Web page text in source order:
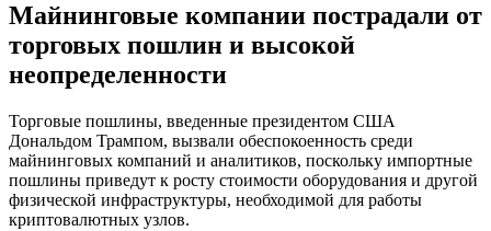
Майнинговые компании пострадали от
торговых пошлин и высокой
неопределенности
Торговые пошлины, введенные президентом США
Дональдом Трампом, вызвали обеспокоенность среди
майнинговых компаний и аналитиков, поскольку импортные
пошлины приведут к росту стоимости оборудования и другой
физической инфраструктуры, необходимой для работы
криптовалютных узлов.